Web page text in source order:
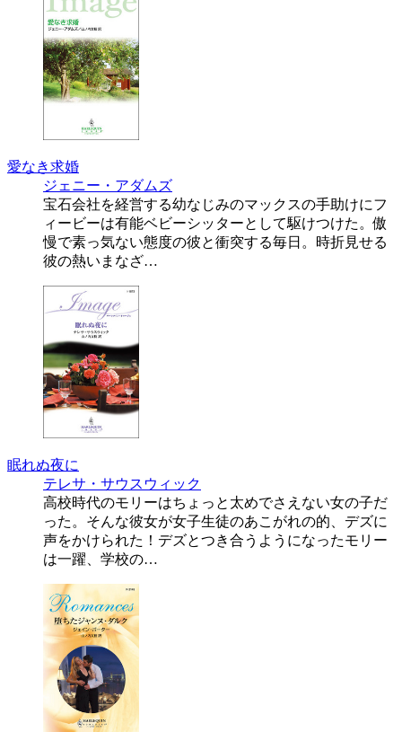
愛なき求婚
ジェニー・アダムズ
宝石会社を経営する幼なじみのマックスの手助けにフ
ィービーは有能ベビーシッターとして駆けつけた。傲
慢で素っ気ない態度の彼と衝突する毎日。時折見せる
彼の熱いまなざ…
眠れぬ夜に
テレサ・サウスウィック
高校時代のモリーはちょっと太めでさえない女の子だ
った。そんな彼女が女子生徒のあこがれの的、デズに
声をかけられた！デズとつき合うようになったモリー
は一躍、学校の…